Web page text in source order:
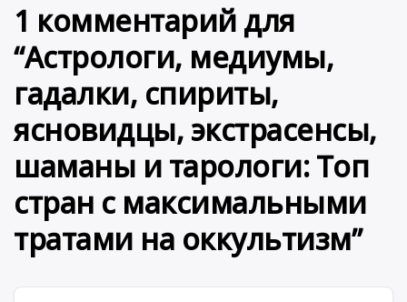
1 комментарий для
“Астрологи, медиумы,
гадалки, спириты,
ясновидцы, экстрасенсы,
шаманы и тарологи: Топ
стран с максимальными
тратами на оккультизм”